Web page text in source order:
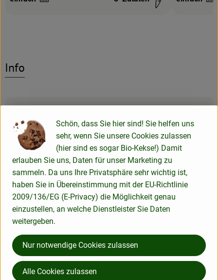
Schwierigkeit:
Info
Zutaten
Nährwert-Info
Produktdatenblatt
Herkunft
Schön, dass Sie hier sind! Sie helfen uns
sehr, wenn Sie unsere Cookies zulassen
(hier sind es sogar Bio-Kekse!) Damit
erlauben Sie uns, Daten für unser Marketing zu
sammeln. Da uns Ihre Privatsphäre sehr wichtig ist,
haben Sie in Übereinstimmung mit der EU-Richtlinie
2009/136/EG (E-Privacy) die Möglichkeit genau
einzustellen, an welche Dienstleister Sie Daten
weitergeben.
Nur notwendige Cookies zulassen
Alle Cookies zulassen